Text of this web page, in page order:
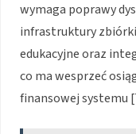
wymaga poprawy
infrastruktury zbiórki
edukacyjne oraz
co ma wesprzeć
finansowej systemu